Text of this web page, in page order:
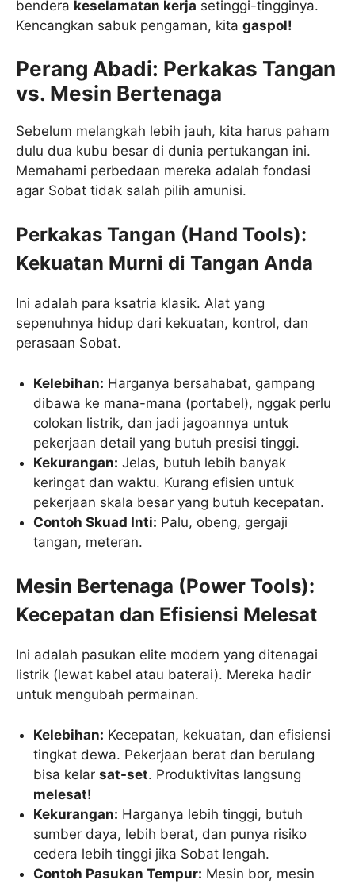
bendera keselamatan kerja setinggi-tingginya.
Kencangkan sabuk pengaman, kita gaspol!
Perang Abadi: Perkakas Tangan
vs. Mesin Bertenaga
Sebelum melangkah lebih jauh, kita harus paham
dulu dua kubu besar di dunia pertukangan ini.
Memahami perbedaan mereka adalah fondasi
agar Sobat tidak salah pilih amunisi.
Perkakas Tangan (Hand Tools):
Kekuatan Murni di Tangan Anda
Ini adalah para ksatria klasik. Alat yang
sepenuhnya hidup dari kekuatan, kontrol, dan
perasaan Sobat.
Kelebihan: Harganya bersahabat, gampang
dibawa ke mana-mana (portabel), nggak perlu
colokan listrik, dan jadi jagoannya untuk
pekerjaan detail yang butuh presisi tinggi.
Kekurangan: Jelas, butuh lebih banyak
keringat dan waktu. Kurang efisien untuk
pekerjaan skala besar yang butuh kecepatan.
Contoh Skuad Inti: Palu, obeng, gergaji
tangan, meteran.
Mesin Bertenaga (Power Tools):
Kecepatan dan Efisiensi Melesat
Ini adalah pasukan elite modern yang ditenagai
listrik (lewat kabel atau baterai). Mereka hadir
untuk mengubah permainan.
Kelebihan: Kecepatan, kekuatan, dan efisiensi
tingkat dewa. Pekerjaan berat dan berulang
bisa kelarsat-set. Produktivitas langsung
melesat!
Kekurangan: Harganya lebih tinggi, butuh
sumber daya, lebih berat, dan punya risiko
cedera lebih tinggi jika Sobat lengah.
Contoh Pasukan Tempur: Mesin bor, mesin